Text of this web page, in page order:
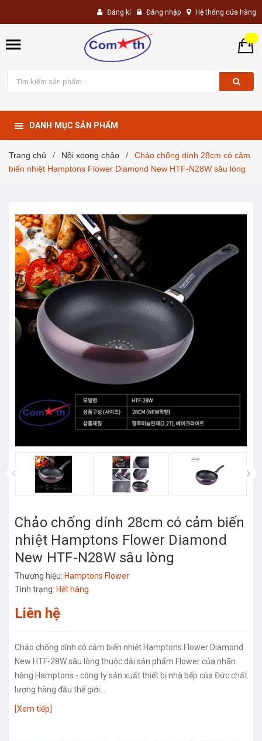
Đăng kí Đăng nhập Hệ thống cửa hàng
DANH MỤC SẢN PHẨM
Trang chủ / Nồi xoong chảo /
Chảo chống dính 28cm có cảm
biến nhiệt Hamptons Flower Diamond New HTF-N28W sâu lòng
Chảo chống dính 28cm có cảm biến
nhiệt Hamptons Flower Diamond
New HTF-N28W sâu lòng
Thương hiệu: Hamptons Flower
Tình trạng: Hết hàng
Liên hệ
Chảo chống dính có cảm biến nhiệt Hamptons Flower Diamond
New HTF-28W sâu lòng thuộc dải sản phẩm Flower của nhãn
hàng Hamptons - công ty sản xuất thiết bị nhà bếp của Đức chất
lượng hàng đầu thế giới....
[Xem tiếp]